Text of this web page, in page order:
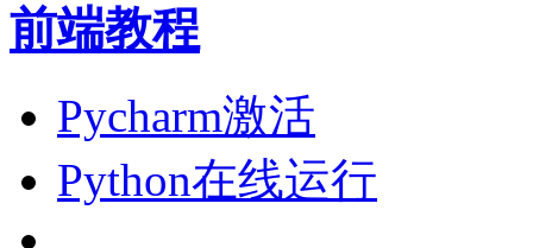
前端教程
Pycharm激活
Python在线运行